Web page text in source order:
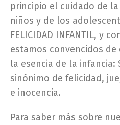
principio el cuidado de
niños y de los
FELICIDAD INFANTIL, y
estamos convencidos
la esencia de la infancia:
sinónimo de felicidad,
e inocencia.
Para saber más sobre